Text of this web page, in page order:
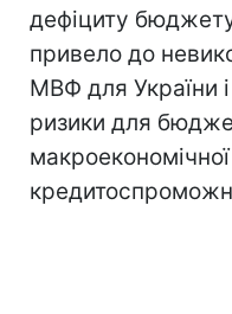
дефіциту
привело до
МВФ для України
ризики для
макроекономічної